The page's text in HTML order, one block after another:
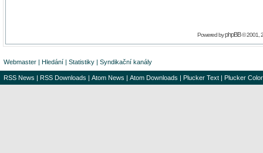
Powered byphpBB© 2001,
Webmaster | Hledání | Statistiky | Syndikační kanály
RSS News | RSS Downloads | Atom News | Atom Downloads | Plucker Text | Plucker Color